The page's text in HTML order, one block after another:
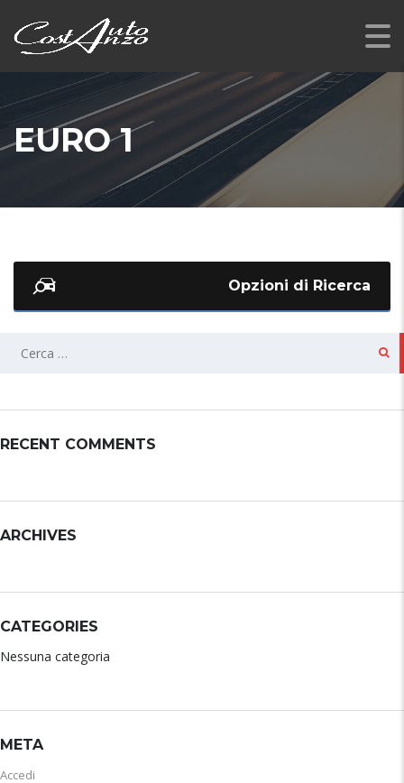
EURO 1
Opzioni di Ricerca
RECENT COMMENTS
ARCHIVES
CATEGORIES
Nessuna categoria
META
Accedi